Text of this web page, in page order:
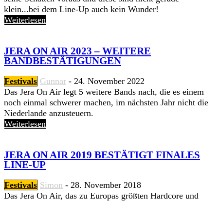
klein...bei dem Line-Up auch kein Wunder!
Weiterlesen
JERA ON AIR 2023 – WEITERE
BANDBESTÄTIGUNGEN
Festivals Gunnar - 24. November 2022
Das Jera On Air legt 5 weitere Bands nach, die es einem
noch einmal schwerer machen, im nächsten Jahr nicht die
Niederlande anzusteuern.
Weiterlesen
JERA ON AIR 2019 BESTÄTIGT FINALES
LINE-UP
Festivals Simon - 28. November 2018
Das Jera On Air, das zu Europas größten Hardcore und